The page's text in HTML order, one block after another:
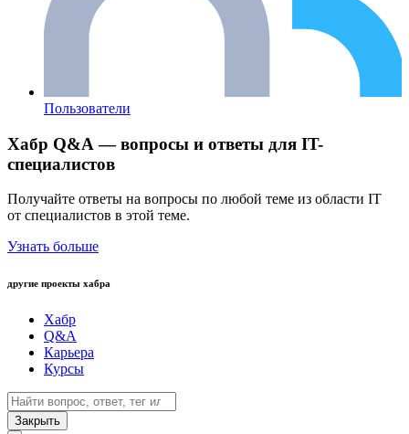
Пользователи
Хабр Q&A — вопросы и ответы для IT-
специалистов
Получайте ответы на вопросы по любой теме из области IT
от специалистов в этой теме.
Узнать больше
другие проекты хабра
Хабр
Q&A
Карьера
Курсы
Закрыть